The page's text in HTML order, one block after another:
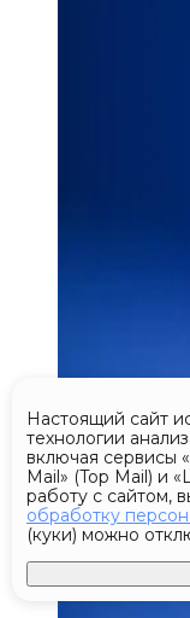
Настоящий сайт
технологии
включая сервисы
Mail» (Top Mail) и
работу с сайтом,
обработку
(куки) можно